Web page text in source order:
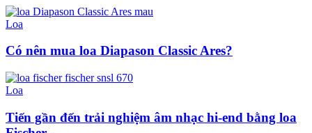
Loa
Có nên mua loa Diapason Classic Ares?
Loa
Tiến gần đến trải nghiệm âm nhạc hi-end bằng loa